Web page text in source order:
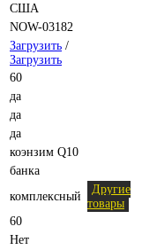
США
NOW-03182
Загрузить /
Загрузить
60
да
да
да
коэнзим Q10
банка
комплексный
Другие
товары
60
Нет